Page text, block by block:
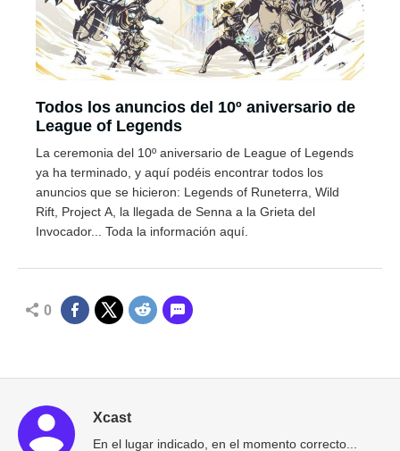
Todos los anuncios del 10º aniversario de
League of Legends
La ceremonia del 10º aniversario de League of Legends
ya ha terminado, y aquí podéis encontrar todos los
anuncios que se hicieron: Legends of Runeterra, Wild
Rift, Project A, la llegada de Senna a la Grieta del
Invocador... Toda la información aquí.
0
Xcast
En el lugar indicado, en el momento correcto...